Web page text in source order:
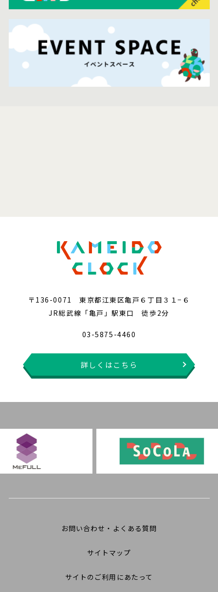
〒136-0071 東京都江東区亀戸６丁目３１−６
JR総武線「亀戸」駅東口 徒歩2分
03-5875-4460
詳しくはこちら
お問い合わせ・よくある質問
サイトマップ
サイトのご利用にあたって